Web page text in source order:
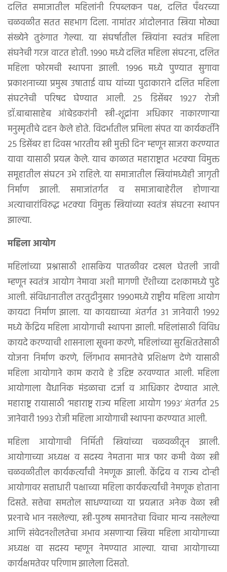
दलित समाजातील महिलांनी रिपब्लकन पक्ष, दलित पँथरच्या
चळवळीत सतत सहभाग दिला. नामांतर आंदोलनात स्त्रिया मोठ्या
संख्येने तुरुंगात गेल्या. या संघर्षातील स्त्रियांना स्वतंत्र महिला
संघनेची गरज वाटत होती. १९९० मध्ये दलित महिला संघटना, दलित
महिला फोरमची स्थापना झाली. १९९६ मध्ये पुण्यात सुगावा
प्रकाशनाच्या प्रमुख उषाताई वाघ यांच्या पुढाकाराने दलित महिला
संघटनेची परिषद घेण्यात आली. २५ डिसेंबर १९२७ रोजी
डॉ.बाबासाहेब आंबेडकरांनी स्त्री-शूद्रांना अधिकार नाकारणार्‍या
मनुस्मृतीचे दहन केले होते. विदर्भातील प्रमिला संपत या कार्यकर्तींने
२५ डिसेंबर हा दिवस ‘भारतीय स्त्री मुक्ती दिन’ म्हणून साजरा करण्यात
यावा यासाठी प्रयत्न केले. याच काळात महाराष्ट्रात भटक्या विमुक्त
समूहातील संघटन उभे राहिले. या समाजातील स्त्रियांमध्येही जागृती
निर्माण झाली. समाजांतर्गत व समाजाबाहेरील होणार्‍या
अत्याचारांविरुद्ध भटक्या विमुक्त स्त्रियांच्या स्वतंत्र संघटना स्थापन
झाल्या.
महिला आयोग
महिलांच्या प्रश्नासाठी शासकिय पातळीवर दखल घेतली जावी
म्हणून स्वतंत्र आयोग नेमावा अशी मागणी ऐंशीच्या दशकामध्ये पुढे
आली. संविधानातील तरतुदीनुसार १९९०मध्ये राष्ट्रीय महिला आयोग
कायदा निर्माण झाला. या कायद्याच्या अंतर्गत ३१ जानेवारी १९९२
मध्ये केंद्रिय महिला आयोगाची स्थापना झाली. महिलांसाठी विविध
कायदे करण्याची शासनाला सूचना करणे, महिलांच्या सुरक्षिततेसाठी
योजना निर्माण करणे, लिंगभाव समानतेचे प्रशिक्षण देणे यासाठी
महिला आयोगाने काम करावे हे उद्दिष्ट ठरवण्यात आली. महिला
आयोगाला वैधानिक मंडळाचा दर्जा व आधिकार देण्यात आले.
महाराष्ट्र रायासाठी ‘महाराष्ट्र राज्य महिला आयोग १९९३’ अंतर्गत २५
जानेवारी १९९३ रोजी महिला आयोगाची स्थापना करण्यात आली.
महिला आयोगाची निर्मिती स्त्रियांच्या चळवळीतून झाली.
आयोगाच्या अध्यक्ष व सदस्य नेमताना मात्र फार कमी वेळा स्त्री
चळवळीतील कार्यकर्त्यांची नेमणूक झाली. केंद्रिय व राज्य दोन्ही
आयोगावर सत्ताधारी पक्षाच्या महिला कार्यकर्त्यांची नेमणूक होताना
दिसते. सत्तेचा समतोल साधण्याच्या या प्रयत्नात अनेक वेळा स्त्री
प्रश्‍नाचे भान नसलेल्या, स्त्री-पुरुष समानतेचा विचार मान्य नसलेल्या
आणि संवेदनशीलतेचा अभाव असणाऱ्या स्त्रिया महिला आयोगाच्या
अध्यक्ष वा सदस्य म्हणून नेमण्यात आल्या. याचा आयोगाच्या
कार्यक्षमतेवर परिणाम झालेला दिसतो.